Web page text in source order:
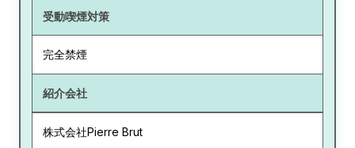
受動喫煙対策
完全禁煙
紹介会社
株式会社Pierre Brut